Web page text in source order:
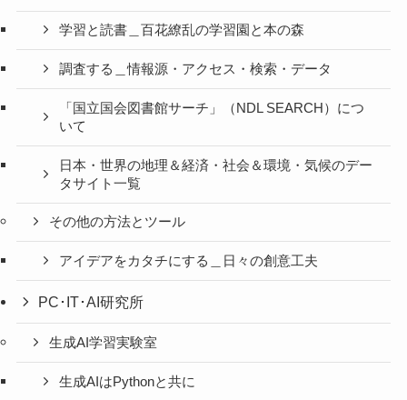
学習と読書＿百花繚乱の学習園と本の森
調査する＿情報源・アクセス・検索・データ
「国立国会図書館サーチ」（NDL SEARCH）につ
いて
日本・世界の地理＆経済・社会＆環境・気候のデー
タサイト一覧
その他の方法とツール
アイデアをカタチにする＿日々の創意工夫
PC･IT･AI研究所
生成AI学習実験室
生成AIはPythonと共に